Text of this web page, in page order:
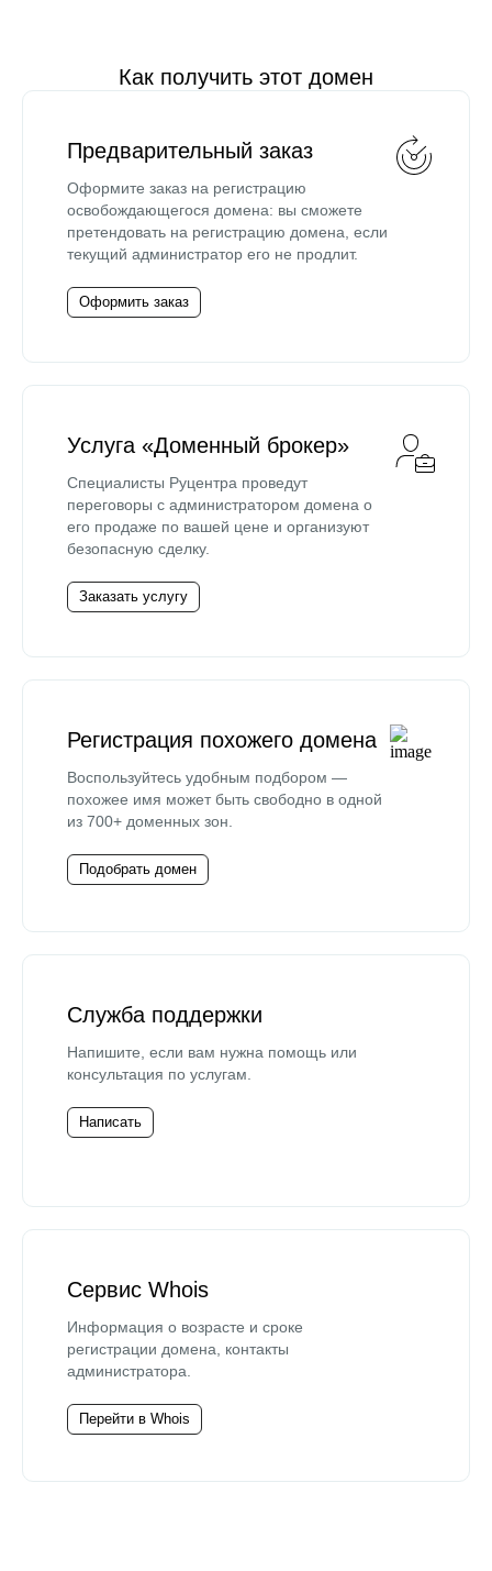
Как получить этот домен
Предварительный заказ
Оформите заказ на регистрацию
освобождающегося домена: вы сможете
претендовать на регистрацию домена, если
текущий администратор его не продлит.
Оформить заказ
Услуга «Доменный брокер»
Специалисты Руцентра проведут
переговоры с администратором домена о
его продаже по вашей цене и организуют
безопасную сделку.
Заказать услугу
Регистрация похожего домена
Воспользуйтесь удобным подбором —
похожее имя может быть свободно в одной
из 700+ доменных зон.
Подобрать домен
Служба поддержки
Напишите, если вам нужна помощь или
консультация по услугам.
Написать
Сервис Whois
Информация о возрасте и сроке
регистрации домена, контакты
администратора.
Перейти в Whois